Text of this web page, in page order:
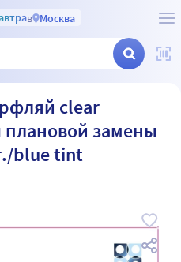
в Москва
clear
замены
blue tint